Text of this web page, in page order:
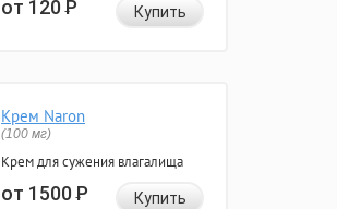
от 120Р Купить
Крем Naron
(100 мг)
Крем для сужения влагалища
от 1500Р Купить